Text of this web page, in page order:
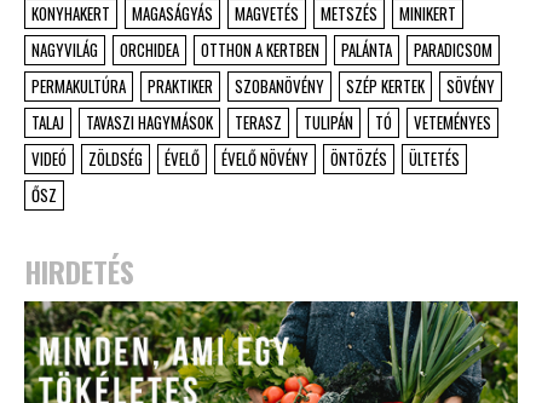
KONYHAKERT
MAGASÁGYÁS MAGVETÉS METSZÉS
MINIKERT
NAGYVILÁG
ORCHIDEA OTTHON A KERTBEN PALÁNTA
PARADICSOM
PERMAKULTÚRA
PRAKTIKER SZOBANÖVÉNY SZÉP KERTEK
SÖVÉNY
TALAJ
TAVASZI HAGYMÁSOK TERASZ TULIPÁN TÓ
VETEMÉNYES
VIDEÓ
ZÖLDSÉG ÉVELŐ ÉVELŐ NÖVÉNY ÖNTÖZÉS
ÜLTETÉS
ŐSZ
HIRDETÉS